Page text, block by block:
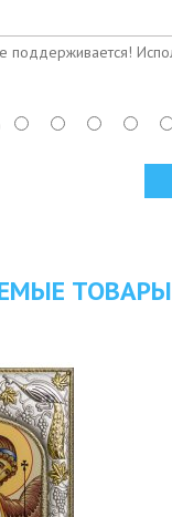
поддерживается!
ТОВАРЫ